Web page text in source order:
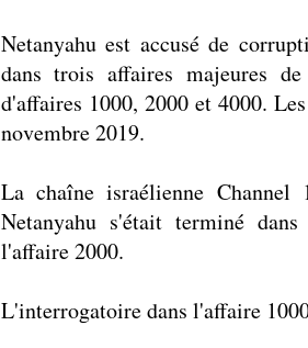
Netanyahu est accusé de
dans trois affaires majeures
d'affaires 1000, 2000 et 4000.
novembre 2019.
La chaîne israélienne
Netanyahu s'était terminé
l'affaire 2000.
L'interrogatoire dans l'affaire